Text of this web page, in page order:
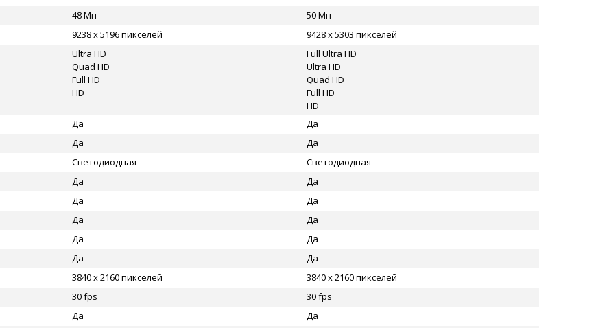
48 Мп
50 Мп
9238 x 5196 пикселей
9428 x 5303 пикселей
Ultra HD
Quad HD
Full HD
HD
Full Ultra HD
Ultra HD
Quad HD
Full HD
HD
Да
Да
Да
Да
Светодиодная
Светодиодная
Да
Да
Да
Да
Да
Да
Да
Да
Да
Да
3840 x 2160 пикселей
3840 x 2160 пикселей
30 fps
30 fps
Да
Да